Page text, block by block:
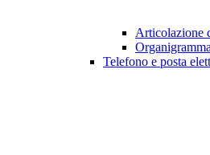
Articolazione
Organigramma
Telefono e posta